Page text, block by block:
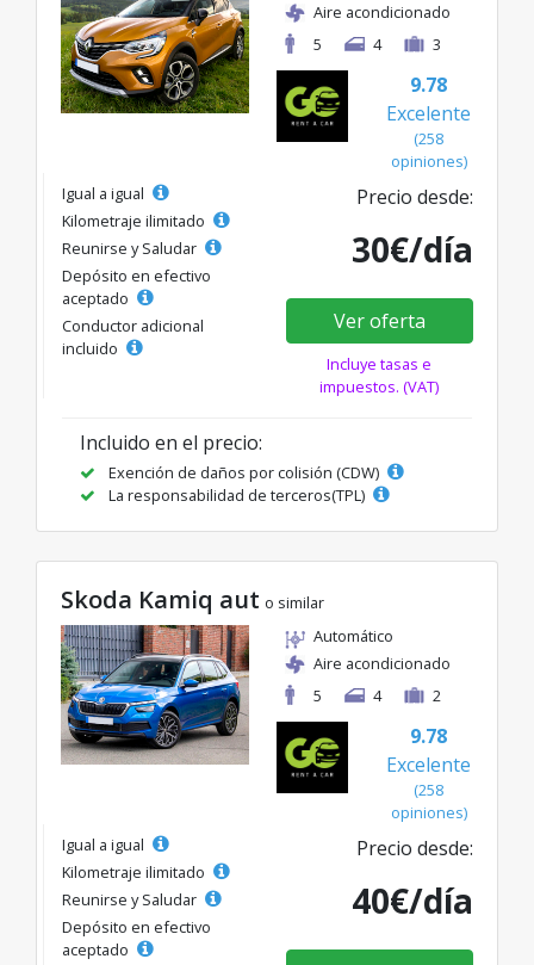
Aire acondicionado
5
4 3
9.78
Excelente
(258
opiniones)
Igual a igual
Kilometraje ilimitado
Reunirse y Saludar
Depósito en efectivo
aceptado
Conductor adicional
incluido
Precio desde:
30€/día
Ver oferta
Incluye tasas e
impuestos. (VAT)
Incluido en el precio:
Exención de daños por colisión (CDW)
La responsabilidad de terceros(TPL)
Skoda Kamiq aut o similar
Automático
Aire acondicionado
5
4 2
9.78
Excelente
(258
opiniones)
Igual a igual
Kilometraje ilimitado
Reunirse y Saludar
Depósito en efectivo
aceptado
Precio desde:
40€/día